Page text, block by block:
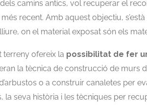
camins antics, vol recuperar el
recent. Amb aquest objectiu,
lliure, on el material exposat són els
terreny ofereix la possibilitat de fer
la tècnica de construcció de murs
o a construir canaletes per
la seva història i les tècniques per